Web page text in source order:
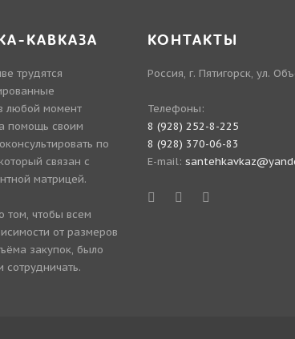
КАВКАЗА
трудятся
любой момент
помощь своим
по
связан с
матрицей.
том, чтобы всем
от размеров
закупок, было
КОНТАКТЫ
Россия, г. Пятигорск, ул.
Телефоны:
8 (928) 252-8-225
8 (928) 370-06-83
E-mail: